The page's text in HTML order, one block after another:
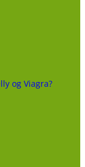
og Viagra?